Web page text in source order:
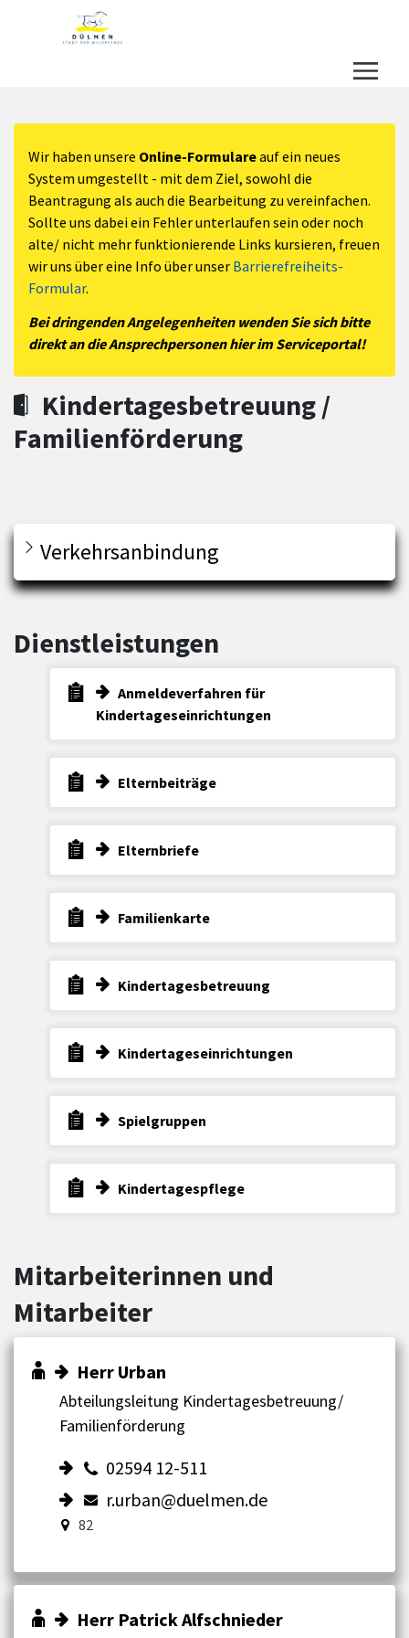
Zum Header
Zum Hauptinhalt
Zum Footer
Zum Hauptinhalt springen
Wir haben unsere Online-Formulareauf ein neues
System umgestellt - mit dem Ziel, sowohl die
Beantragung als auch die Bearbeitung zu vereinfachen.
Sollte uns dabei ein Fehler unterlaufen sein oder noch
alte/ nicht mehr funktionierende Links kursieren, freuen
wir uns über eine Info über unser Barrierefreiheits-
Formular.
Bei dringenden Angelegenheiten wenden Sie sich bitte
direkt an die Ansprechpersonen hier im Serviceportal!
Kindertagesbetreuung /
Familienförderung
Verkehrsanbindung
Dienstleistungen
Anmeldeverfahren für
Kindertageseinrichtungen
Elternbeiträge
Elternbriefe
Familienkarte
Kindertagesbetreuung
Kindertageseinrichtungen
Spielgruppen
Kindertagespflege
Mitarbeiterinnen und
Mitarbeiter
Herr Urban
Abteilungsleitung Kindertagesbetreuung/
Familienförderung
02594 12-511
r.urban@duelmen.de
82
Herr Patrick Alfschnieder